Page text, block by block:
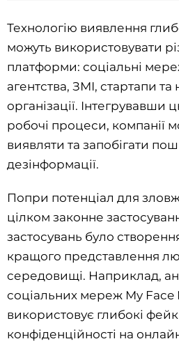
Технологію виявлення
можуть використовувати
платформи: соціальні
агентства, ЗМІ, стартапи та
організації. Інтегрувавши
робочі процеси, компанії
виявляти та запобігати
дезінформації.
Попри потенціал для
цілком законне
застосувань було
кращого представлення
середовищі. Наприклад,
соціальних мереж My Face
використовує глибокі
конфіденційності на